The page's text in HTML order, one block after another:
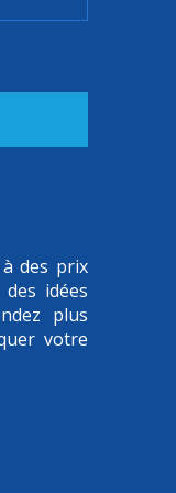
des prix
idées
plus
votre